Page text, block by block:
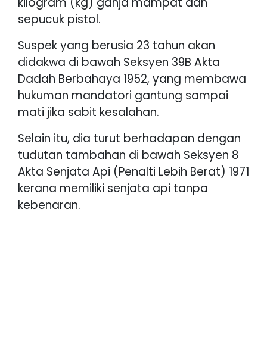
sepucuk pistol.
Suspek yang berusia 23 tahun akan
didakwa di bawah Seksyen 39B Akta
Dadah Berbahaya 1952, yang membawa
hukuman mandatori gantung sampai
mati jika sabit kesalahan.
Selain itu, dia turut berhadapan dengan
tudutan tambahan di bawah Seksyen 8
Akta Senjata Api (Penalti Lebih Berat) 1971
kerana memiliki senjata api tanpa
kebenaran.